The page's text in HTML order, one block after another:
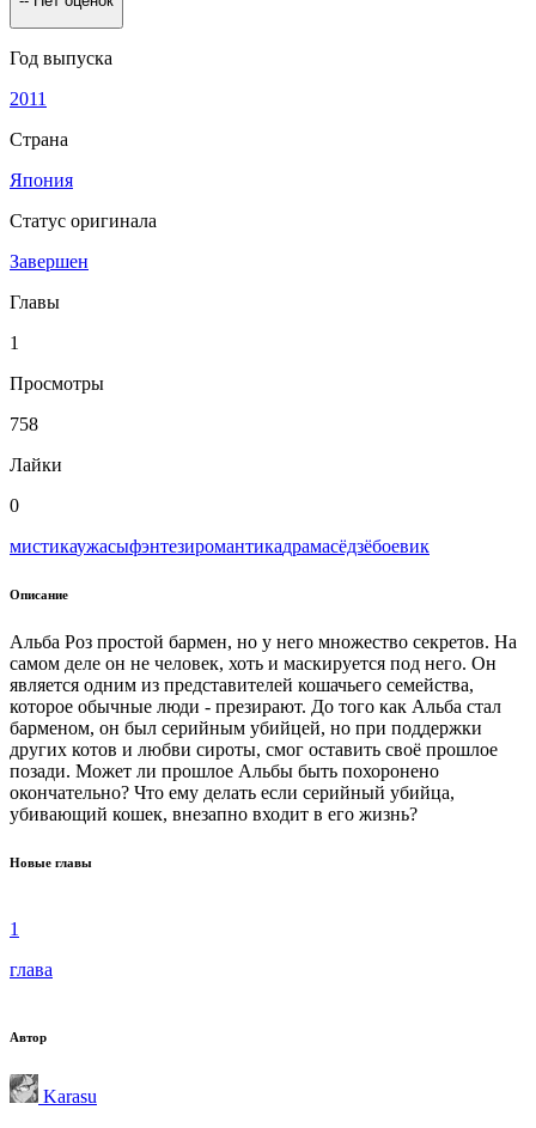
Год выпуска
2011
Страна
Япония
Статус оригинала
Завершен
Главы
1
Просмотры
758
Лайки
0
мистикаужасыфэнтезиромантикадрамасёдзёбоевик
Описание
Альба Роз простой бармен, но у него множество секретов. На
самом деле он не человек, хоть и маскируется под него. Он
является одним из представителей кошачьего семейства,
которое обычные люди - презирают. До того как Альба стал
барменом, он был серийным убийцей, но при поддержки
других котов и любви сироты, смог оставить своё прошлое
позади. Может ли прошлое Альбы быть похоронено
окончательно? Что ему делать если серийный убийца,
убивающий кошек, внезапно входит в его жизнь?
Новые главы
1
глава
Автор
Karasu